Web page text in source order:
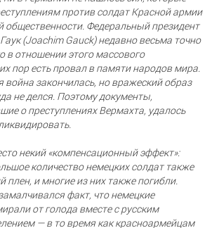
против солдат Красной армии
Федеральный президент
(Joachim Gauck) недавно весьма точно
в отношении этого массового
пор есть провал в памяти народов мира.
закончилась, но вражеский образ
не делся. Поэтому документы,
о преступлениях Вермахта, удалось
некий «компенсационный эффект»:
количество немецких солдат также
плен, и многие из них также погибли.
факт, что немецкие
от голода вместе с русским
— в то время как красноармейцам